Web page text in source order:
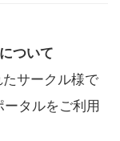
ついて
たサークル様で
タルをご利用